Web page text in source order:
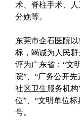
术、脊柱手术、
分娩等。
东莞市企石医院
标，竭诚为人民
评为广东省：“文
院”、“厂务公开
社区卫生服务机构
位”、“文明单位
号。